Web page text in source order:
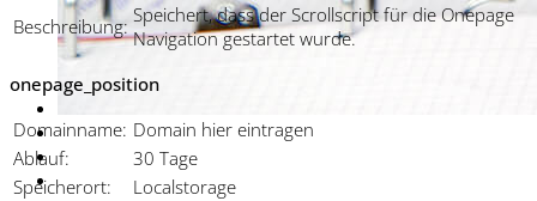
Beschreibung: Speichert, dass der Scrollscript für die Onepage
Navigation gestartet wurde.
onepage_position
Domainname: Domain hier eintragen
Ablauf:
30 Tage
Speicherort:
Localstorage